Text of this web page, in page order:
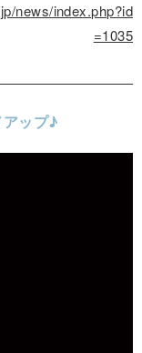
news/index.php?id
=1035
ップ♪